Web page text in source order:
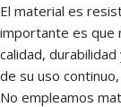
El material es
importante es que
calidad,
de su uso
No empleamos